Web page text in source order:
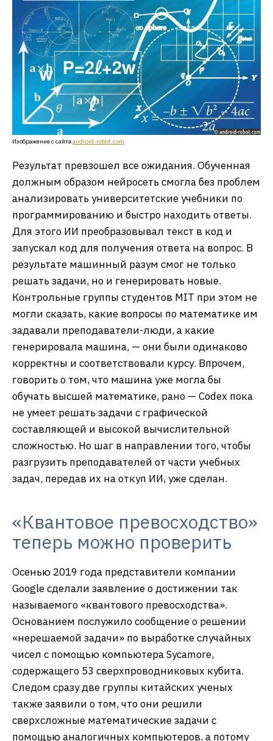
Изображение с сайтаandroid-robot.com
Результат превзошел все ожидания. Обученная
должным образом нейросеть смогла без проблем
анализировать университетские учебники по
программированию и быстро находить ответы.
Для этого ИИ преобразовывал текст в код и
запускал код для получения ответа на вопрос. В
результате машинный разум смог не только
решать задачи, но и генерировать новые.
Контрольные группы студентов MIT при этом не
могли сказать, какие вопросы по математике им
задавали преподаватели-люди, а какие
генерировала машина, — они были одинаково
корректны и соответствовали курсу. Впрочем,
говорить о том, что машина уже могла бы
обучать высшей математике, рано — Codex пока
не умеет решать задачи с графической
составляющей и высокой вычислительной
сложностью. Но шаг в направлении того, чтобы
разгрузить преподавателей от части учебных
задач, передав их на откуп ИИ, уже сделан.
«Квантовое превосходство»
теперь можно проверить
Осенью 2019 года представители компании
Google сделали заявление о достижении так
называемого «квантового превосходства».
Основанием послужило сообщение о решении
«нерешаемой задачи» по выработке случайных
чисел с помощью компьютера Sycamore,
содержащего 53 сверхпроводниковых кубита.
Следом сразу две группы китайских ученых
также заявили о том, что они решили
сверхсложные математические задачи с
помощью аналогичных компьютеров, а потому